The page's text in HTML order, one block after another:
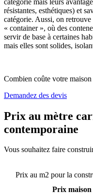
résistantes, esthétiques) et
catégorie. Aussi, on
« container », où des
servir de base à certaines
mais elles sont solides,
Combien coûte votre maison
Demandez des devis
Prix au mètre
contemporaine
Vous souhaitez faire
Prix au m2 pour la
Prix maison